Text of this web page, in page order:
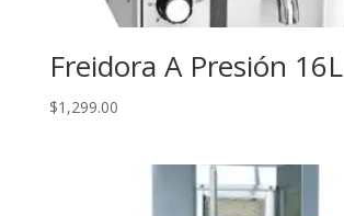
Freidora A Presión 16L
$1,299.00